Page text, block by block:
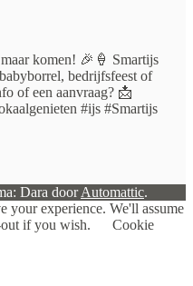
komen! 🎉🍦 Smartijs
bedrijfsfeest of
of een aanvraag? 📩
#ijs #Smartijs
Dara doorAutomattic.
your experience. We'll assume
if you wish.
Cookie